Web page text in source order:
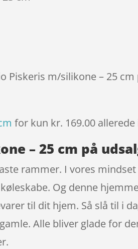
Piskeris m/silikone – 25
for kun kr. 169.00
– 25 cm på
rammer. I vores
Og denne
til dit hjem. Så slå til i
Alle bliver glade for